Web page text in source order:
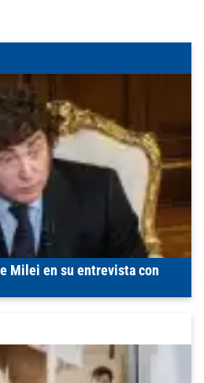
Milei en su entrevista con